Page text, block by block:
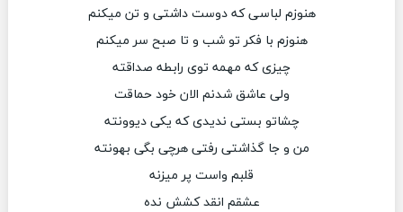
هنوزم لباسی که دوست داشتی و تن میکنم
هنوزم با فکر تو شب و تا صبح سر میکنم
چیزی که مهمه توی رابطه صداقته
ولی عاشق شدنم الان خود حماقت
چشاتو بستی ندیدی که یکی دیوونته
من و جا گذاشتی رفتی هرچی بگی بهونته
قلبم واست پر میزنه
عشقم انقد کشش نده